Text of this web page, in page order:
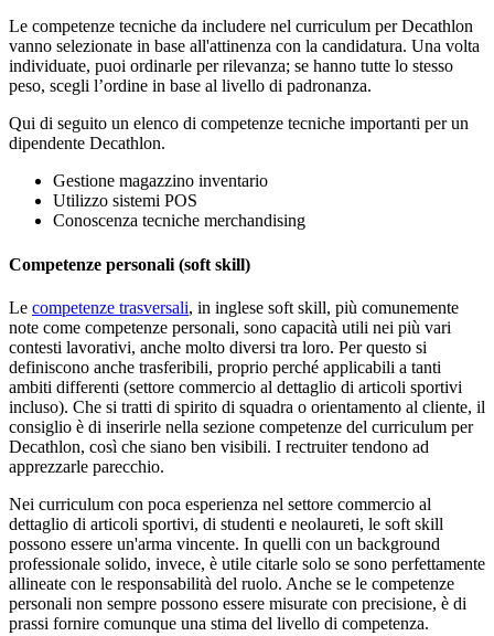
Le competenze tecniche da includere nel curriculum per Decathlon
vanno selezionate in base all'attinenza con la candidatura. Una volta
individuate, puoi ordinarle per rilevanza; se hanno tutte lo stesso
peso, scegli l’ordine in base al livello di padronanza.
Qui di seguito un elenco di competenze tecniche importanti per un
dipendente Decathlon.
Gestione magazzino inventario
Utilizzo sistemi POS
Conoscenza tecniche merchandising
Competenze personali (soft skill)
Le competenze trasversali, in inglese soft skill, più comunemente
note come competenze personali, sono capacità utili nei più vari
contesti lavorativi, anche molto diversi tra loro. Per questo si
definiscono anche trasferibili, proprio perché applicabili a tanti
ambiti differenti (settore commercio al dettaglio di articoli sportivi
incluso). Che si tratti di spirito di squadra o orientamento al cliente, il
consiglio è di inserirle nella sezione competenze del curriculum per
Decathlon, così che siano ben visibili. I rectruiter tendono ad
apprezzarle parecchio.
Nei curriculum con poca esperienza nel settore commercio al
dettaglio di articoli sportivi, di studenti e neolaureti, le soft skill
possono essere un'arma vincente. In quelli con un background
professionale solido, invece, è utile citarle solo se sono perfettamente
allineate con le responsabilità del ruolo. Anche se le competenze
personali non sempre possono essere misurate con precisione, è di
prassi fornire comunque una stima del livello di competenza.